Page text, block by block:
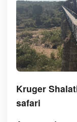
Kruger
safari